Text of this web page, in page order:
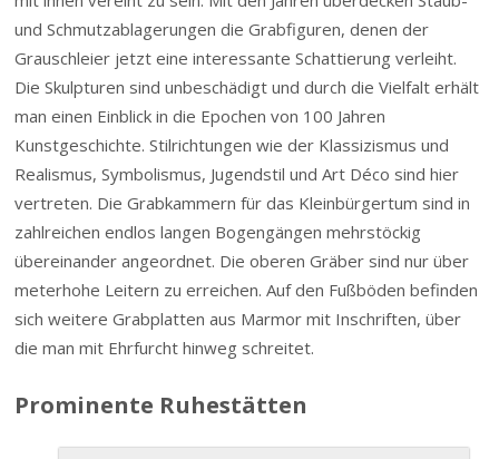
und Schmutzablagerungen die Grabfiguren, denen der
Grauschleier jetzt eine interessante Schattierung verleiht.
Die Skulpturen sind unbeschädigt und durch die Vielfalt erhält
man einen Einblick in die Epochen von 100 Jahren
Kunstgeschichte. Stilrichtungen wie der Klassizismus und
Realismus, Symbolismus, Jugendstil und Art Déco sind hier
vertreten. Die Grabkammern für das Kleinbürgertum sind in
zahlreichen endlos langen Bogengängen mehrstöckig
übereinander angeordnet. Die oberen Gräber sind nur über
meterhohe Leitern zu erreichen. Auf den Fußböden befinden
sich weitere Grabplatten aus Marmor mit Inschriften, über
die man mit Ehrfurcht hinweg schreitet.
Prominente Ruhestätten